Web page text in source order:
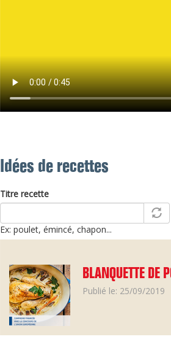
Idées de recettes
Titre recette
Ex: poulet, émincé, chapon...
BLANQUETTE DE
Publié le: 25/09/2019